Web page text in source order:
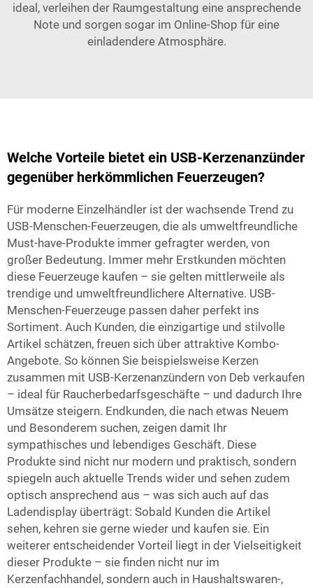
ideal, verleihen der Raumgestaltung eine ansprechende
Note und sorgen sogar im Online-Shop für eine
einladendere Atmosphäre.
Welche Vorteile bietet ein USB-Kerzenanzünder
gegenüber herkömmlichen Feuerzeugen?
Für moderne Einzelhändler ist der wachsende Trend zu
USB-Menschen-Feuerzeugen, die als umweltfreundliche
Must-have-Produkte immer gefragter werden, von
großer Bedeutung. Immer mehr Erstkunden möchten
diese Feuerzeuge kaufen – sie gelten mittlerweile als
trendige und umweltfreundlichere Alternative. USB-
Menschen-Feuerzeuge passen daher perfekt ins
Sortiment. Auch Kunden, die einzigartige und stilvolle
Artikel schätzen, freuen sich über attraktive Kombo-
Angebote. So können Sie beispielsweise Kerzen
zusammen mit USB-Kerzenanzündern von Deb verkaufen
– ideal für Raucherbedarfsgeschäfte – und dadurch Ihre
Umsätze steigern. Endkunden, die nach etwas Neuem
und Besonderem suchen, zeigen damit Ihr
sympathisches und lebendiges Geschäft. Diese
Produkte sind nicht nur modern und praktisch, sondern
spiegeln auch aktuelle Trends wider und sehen zudem
optisch ansprechend aus – was sich auch auf das
Ladendisplay überträgt: Sobald Kunden die Artikel
sehen, kehren sie gerne wieder und kaufen sie. Ein
weiterer entscheidender Vorteil liegt in der Vielseitigkeit
dieser Produkte – sie finden nicht nur im
Kerzenfachhandel, sondern auch in Haushaltswaren-,